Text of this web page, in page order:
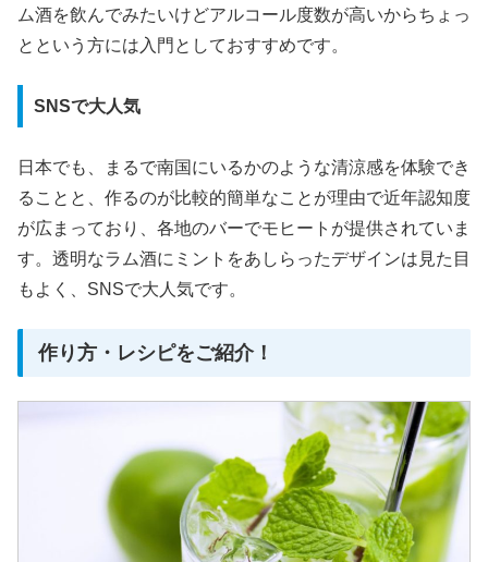
ム酒を飲んでみたいけどアルコール度数が高いからちょっ
とという方には入門としておすすめです。
SNSで大人気
日本でも、まるで南国にいるかのような清涼感を体験でき
ることと、作るのが比較的簡単なことが理由で近年認知度
が広まっており、各地のバーでモヒートが提供されていま
す。透明なラム酒にミントをあしらったデザインは見た目
もよく、SNSで大人気です。
作り方・レシピをご紹介！